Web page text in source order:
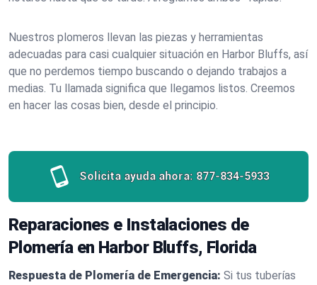
Nuestros plomeros llevan las piezas y herramientas
adecuadas para casi cualquier situación en Harbor Bluffs, así
que no perdemos tiempo buscando o dejando trabajos a
medias. Tu llamada significa que llegamos listos. Creemos
en hacer las cosas bien, desde el principio.
Solicita ayuda ahora: 877-834-5933
Reparaciones e Instalaciones de
Plomería en Harbor Bluffs, Florida
Respuesta de Plomería de Emergencia: Si tus tuberías